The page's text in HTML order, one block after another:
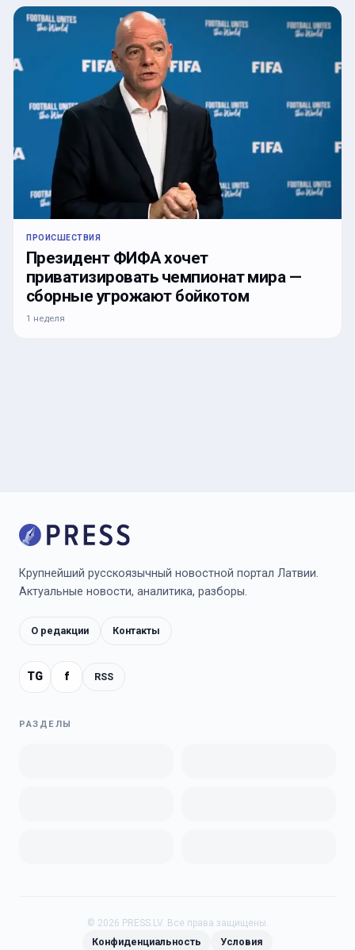
ПРОИСШЕСТВИЯ
Президент ФИФА хочет
приватизировать чемпионат мира —
сборные угрожают бойкотом
1 неделя
Крупнейший русскоязычный новостной портал Латвии.
Актуальные новости, аналитика, разборы.
О редакции Контакты
TG f RSS
РАЗДЕЛЫ
© 2026 PRESS.LV. Все права защищены.
Конфиденциальность Условия